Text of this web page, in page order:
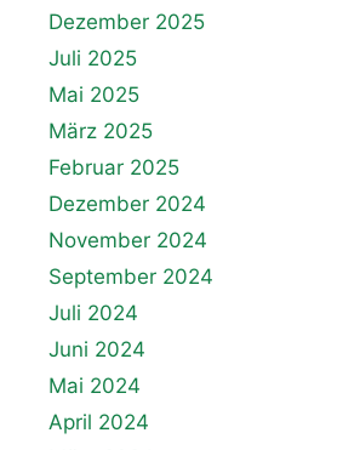
Dezember 2025
Juli 2025
Mai 2025
März 2025
Februar 2025
Dezember 2024
November 2024
September 2024
Juli 2024
Juni 2024
Mai 2024
April 2024